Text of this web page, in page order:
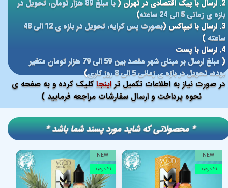
صورت نیاز به اطلاعات تکمیل تراینجا کلیک کرده و به صفحه ی
نحوه پرداخت و ارسال سفارشات مراجعه فرمایید )
2. ارسال با پیک اقتصادی در تهران (
با مبلغ 89 هزار تومان، تحویل در
بازه ی زمانی 5 الی 24 ساعته
)
3. ارسال با تیپاکس (
بصورت پس کرایه، تحویل در بازه ی 12 الی 48
ساعته )
4. ارسال با پست
(
مبلغ ارسال بر مبنای شهر مقصد بین 59 الی 79 هزار تومان متغیر
بوده، تحویل در بازه ی زمانی 5 الی 8 روز کاری
)
NEW
۲۱ درصد
NEW
۲۱ درصد
​​* محصولاتی که شاید مورد پسند شما باشد *